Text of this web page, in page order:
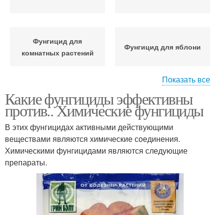
Фунгицид для
комнатных растений
Фунгицид для яблони
Фунгициды для
плодовых деревьев
Фунгицид для роз
Фунгицид для
плодовых деревьев
Фунгицид от ржавчины
Показать все
Какие фунгициды эффективны
против.. Химические фунгициды
В этих фунгицидах активными действующими
веществами являются химические соединения.
Химическими фунгицидами являются следующие
препараты.